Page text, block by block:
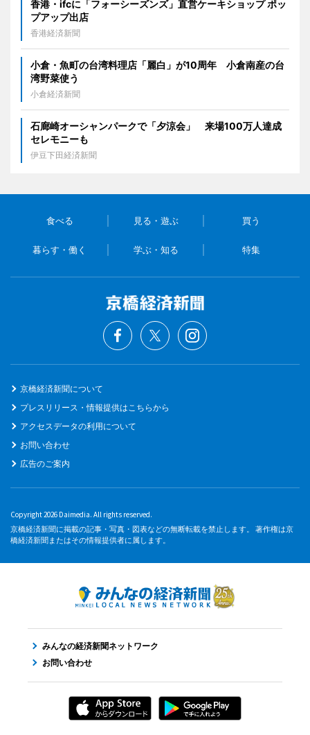
香港・ifcに「フォーシーズンズ」直営ケーキショップ ポッ
プアップ出店
香港経済新聞
小倉・魚町の台湾料理店「麗白」が10周年 小倉南産の台
湾野菜使う
小倉経済新聞
石廊崎オーシャンパークで「夕涼会」 来場100万人達成
セレモニーも
伊豆下田経済新聞
食べる 見る・遊ぶ 買う
暮らす・働く 学ぶ・知る 特集
京橋経済新聞について
プレスリリース・情報提供はこちらから
アクセスデータの利用について
お問い合わせ
広告のご案内
Copyright 2026 Daimedia. All rights reserved.
京橋経済新聞に掲載の記事・写真・図表などの無断転載を禁止します。 著作権は京
橋経済新聞またはその情報提供者に属します。
みんなの経済新聞ネットワーク
お問い合わせ